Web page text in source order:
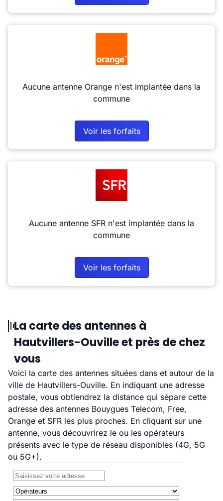
Aucune antenne Orange n'est implantée dans la
commune
Voir les forfaits
Aucune antenne SFR n'est implantée dans la
commune
Voir les forfaits
La carte des antennes à
Hautvillers-Ouville et près de chez
vous
Voici la carte des antennes situées dans et autour de la
ville de Hautvillers-Ouville. En indiquant une adresse
postale, vous obtiendrez la distance qui sépare cette
adresse des antennes Bouygues Telecom, Free,
Orange et SFR les plus proches. En cliquant sur une
antenne, vous découvrirez le ou les opérateurs
présents avec le type de réseau disponibles (4G, 5G
ou 5G+).